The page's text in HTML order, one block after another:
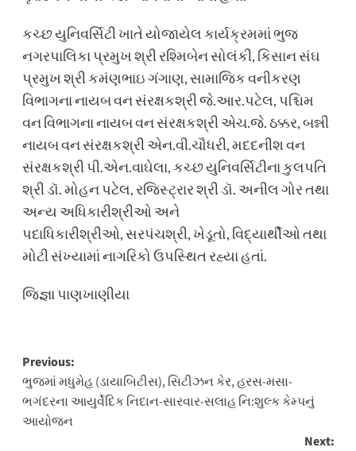
કચ્છ યુનિવર્સિટી ખાતે યોજાયેલ કાર્યક્રમમાં ભુજ
નગરપાલિકા પ્રમુખ શ્રી રશ્મિબેન સોલંકી, કિસાન સંઘ
પ્રમુખ શ્રી કમંણભાઇ ગંગાણ, સામાજિક વનીકરણ
વિભાગના નાયબ વન સંરક્ષકશ્રી જે.આર.પટેલ, પશ્ચિમ
વન વિભાગના નાયબ વન સંરક્ષકશ્રી એચ.જે. ઠક્કર, બન્ની
નાયબ વન સંરક્ષકશ્રી એન.વી.ચૌધરી, મદદનીશ વન
સંરક્ષકશ્રી પી.એન.વાઘેલા, કચ્છ યુનિવર્સિટીના કુલપતિ
શ્રી ડૉ. મોહન પટેલ, રજિસ્ટ્રાર શ્રી ડૉ. અનીલ ગોર તથા
અન્ય અધિકારીશ્રીઓ અને
પદાધિકારીશ્રીઓ, સરપંચશ્રી, ખેડૂતો, વિદ્યાર્થીઓ તથા
મોટી સંખ્યામાં નાગરિકો ઉપસ્થિત રહ્યા હતાં.
જિજ્ઞા પાણખાણીયા
Post
navigation
Previous:
ભુજમાં મધુમેહ (ડાયાબિટીસ), સિટીઝન કેર, હરસ-મસા-
ભગંદરના આયુર્વેદિક નિદાન-સારવાર-સલાહ નિ:શુલ્ક કેમ્પનું
આયોજન
Next: